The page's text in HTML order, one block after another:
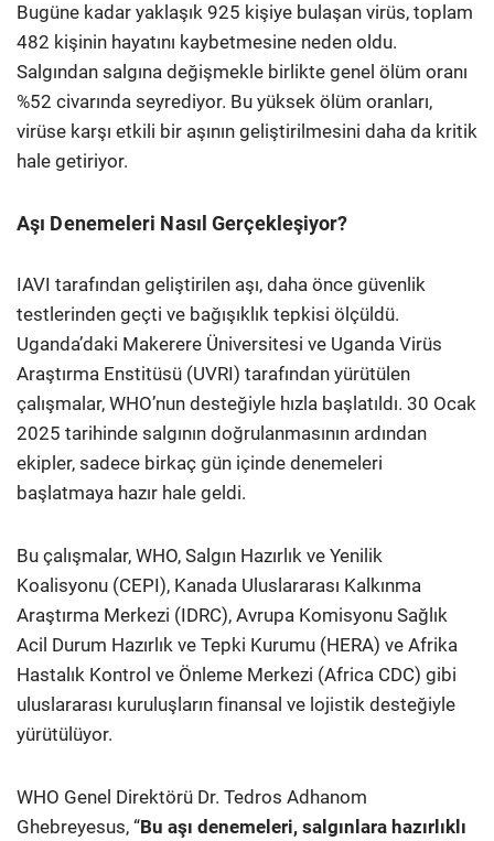
Bugüne kadar yaklaşık 925 kişiye bulaşan virüs, toplam
482 kişinin hayatını kaybetmesine neden oldu.
Salgından salgına değişmekle birlikte genel ölüm oranı
%52 civarında seyrediyor. Bu yüksek ölüm oranları,
virüse karşı etkili bir aşının geliştirilmesini daha da kritik
hale getiriyor.
Aşı Denemeleri Nasıl Gerçekleşiyor?
IAVI tarafından geliştirilen aşı, daha önce güvenlik
testlerinden geçti ve bağışıklık tepkisi ölçüldü.
Uganda’daki Makerere Üniversitesi ve Uganda Virüs
Araştırma Enstitüsü (UVRI) tarafından yürütülen
çalışmalar, WHO’nun desteğiyle hızla başlatıldı. 30 Ocak
2025 tarihinde salgının doğrulanmasının ardından
ekipler, sadece birkaç gün içinde denemeleri
başlatmaya hazır hale geldi.
Bu çalışmalar, WHO, Salgın Hazırlık ve Yenilik
Koalisyonu (CEPI), Kanada Uluslararası Kalkınma
Araştırma Merkezi (IDRC), Avrupa Komisyonu Sağlık
Acil Durum Hazırlık ve Tepki Kurumu (HERA) ve Afrika
Hastalık Kontrol ve Önleme Merkezi (Africa CDC) gibi
uluslararası kuruluşların finansal ve lojistik desteğiyle
yürütülüyor.
WHO Genel Direktörü Dr. Tedros Adhanom
Ghebreyesus, “Bu aşı denemeleri, salgınlara hazırlıklı